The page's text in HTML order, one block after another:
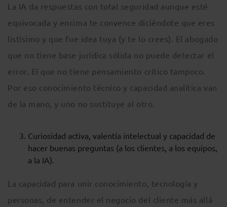
La IA da respuestas con total seguridad aunque esté
equivocada y encima te convence diciéndote que eres
listísimo y que fue idea tuya (y te lo crees). El abogado
que no tiene base jurídica sólida no puede detectar el
error. El que no tiene pensamiento crítico tampoco.
Por eso conocimiento técnico y capacidad analítica van
de la mano, y uno no sustituye al otro.
Curiosidad activa, valentía intelectual y capacidad de
hacer buenas preguntas (a los clientes, a los equipos,
a la IA).
La capacidad para unir conocimiento, tecnología y
personas, de entender el negocio del cliente más allá